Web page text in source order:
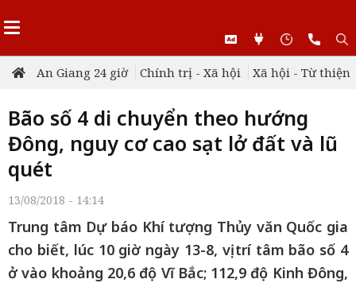
An Giang 24 giờ Chính trị - Xã hội Xã hội - Từ thiện
Bão số 4 di chuyển theo hướng
Đông, nguy cơ cao sạt lở đất và lũ
quét
13/08/2018 - 14:14
Trung tâm Dự báo Khí tượng Thủy văn Quốc gia
cho biết, lúc 10 giờ ngày 13-8, vị trí tâm bão số 4
ở vào khoảng 20,6 độ Vĩ Bắc; 112,9 độ Kinh Đông,